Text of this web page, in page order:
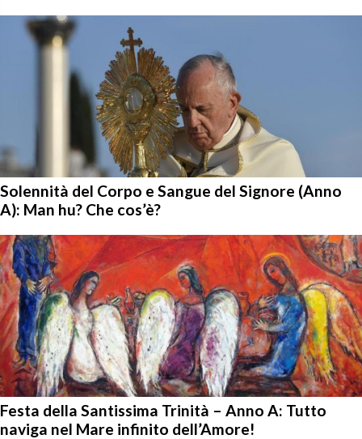
Solennità del Corpo e Sangue del Signore (Anno
A): Man hu? Che cos’è?
Festa della Santissima Trinità – Anno A: Tutto
naviga nel Mare infinito dell’Amore!